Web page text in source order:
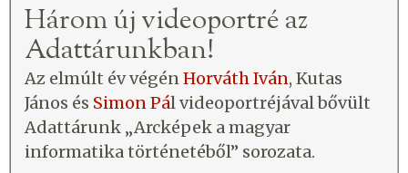
Három új videoportré az
Adattárunkban!
Az elmúlt év végénHorváth Iván, Kutas
János és Simon Pál videoportréjával bővült
Adattárunk „Arcképek a magyar
informatika történetéből” sorozata.